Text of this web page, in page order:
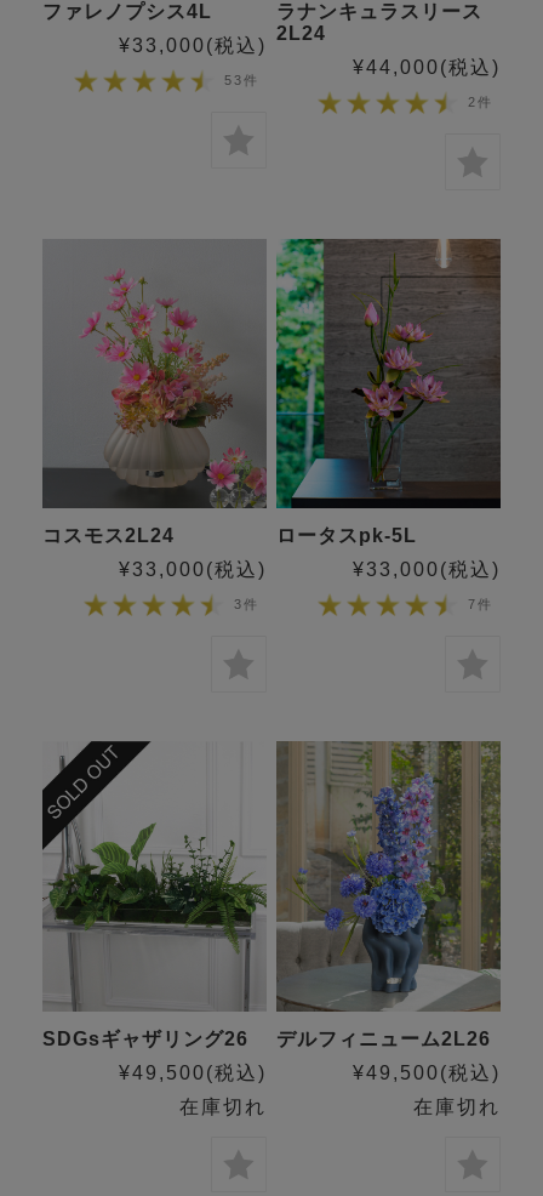
ファレノプシス4L
¥33,000(税込)
53件
ラナンキュラスリース
2L24
¥44,000(税込)
2件
コスモス2L24
¥33,000(税込)
3件
ロータスpk-5L
¥33,000(税込)
7件
SDGsギャザリング26
¥49,500(税込)
在庫切れ
デルフィニューム2L26
¥49,500(税込)
在庫切れ